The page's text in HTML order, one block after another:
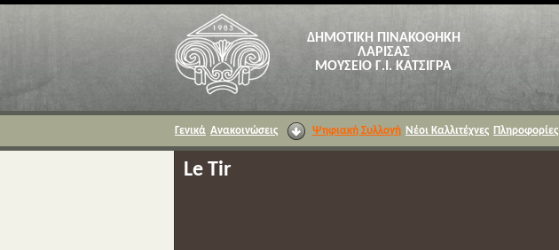
ΔΗΜΟΤΙΚΗ ΠΙΝΑΚΟΘΗΚΗ
ΛΑΡΙΣΑΣ
ΜΟΥΣΕΙΟ Γ.Ι. ΚΑΤΣΙΓΡΑ
Γενικά Ανακοινώσεις Ψηφιακή Συλλογή Νέοι Καλλιτέχνες Πληροφορίες
Le Tir